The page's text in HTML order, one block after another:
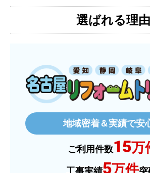
【その他感想・コメント】
ものおきものおきさん
2025年12月26日 18:45
欲しい商品をスムーズに注文できました
はい
ショップからの連絡や対応は適切でした
選ばれる理由
地域密着＆実績で安
ご利用件数15万
5万件